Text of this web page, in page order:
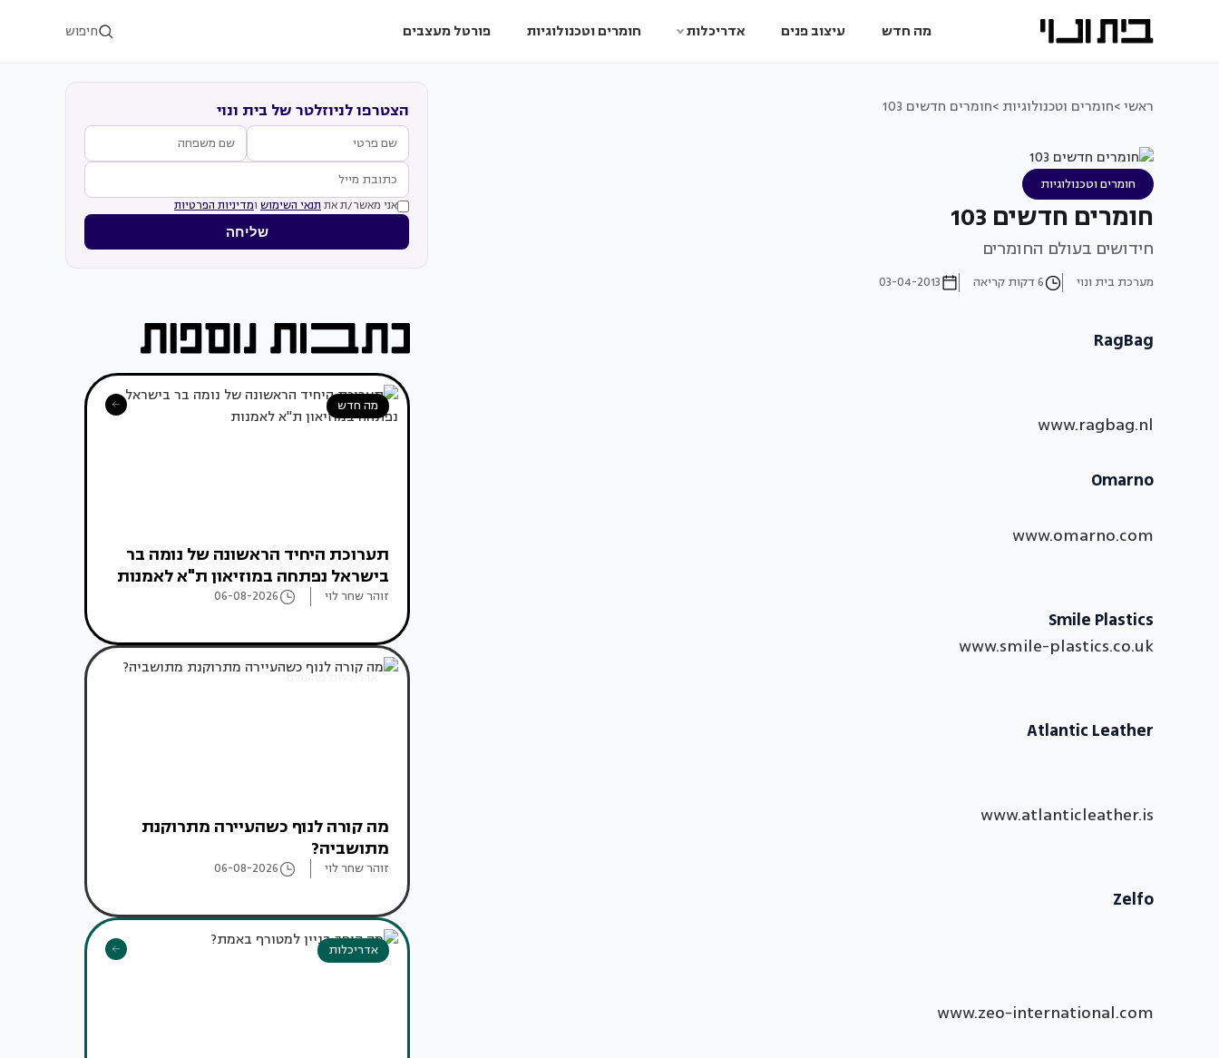
מה חדש עיצוב פנים אדריכלות חומרים וטכנולוגיות פורטל מעצבים חיפוש
ראשי >חומרים וטכנולוגיות >חומרים חדשים 103
חומרים וטכנולוגיות
חומרים חדשים 103
חידושים בעולם החומרים
מערכת בית ונוי 6 דקות קריאה 03-04-2013
RagBag
www.ragbag.nl
Omarno
www.omarno.com
Smile Plastics
www.smile-plastics.co.uk
Atlantic Leather
www.atlanticleather.is
Zelfo
www.zeo-international.com
הצטרפו לניוזלטר של בית ונוי
אני מאשר/ת את תנאי השימוש ומדיניות הפרטיות
שליחה
מה חדש
תערוכת היחיד הראשונה של נומה בר
בישראל נפתחה במוזיאון ת"א לאמנות
זוהר שחר לוי 06-08-2026
אדריכלות מהעולם
מה קורה לנוף כשהעיירה מתרוקנת
מתושביה?
זוהר שחר לוי 06-08-2026
אדריכלות